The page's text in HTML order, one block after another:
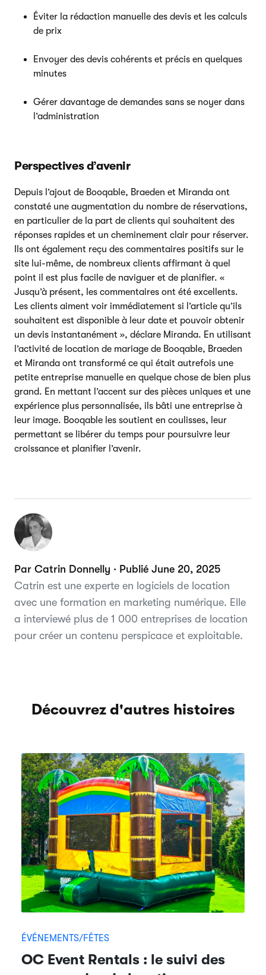
Éviter la rédaction manuelle des devis et les calculs
de prix
Envoyer des devis cohérents et précis en quelques
minutes
Gérer davantage de demandes sans se noyer dans
l’administration
Perspectives d’avenir
Depuis l’ajout de Booqable, Braeden et Miranda ont
constaté une augmentation du nombre de réservations,
en particulier de la part de clients qui souhaitent des
réponses rapides et un cheminement clair pour réserver.
Ils ont également reçu des commentaires positifs sur le
site lui-même, de nombreux clients affirmant à quel
point il est plus facile de naviguer et de planifier. «
Jusqu’à présent, les commentaires ont été excellents.
Les clients aiment voir immédiatement si l’article qu’ils
souhaitent est disponible à leur date et pouvoir obtenir
un devis instantanément », déclare Miranda. En utilisant
l’activité de location de mariage de Booqable, Braeden
et Miranda ont transformé ce qui était autrefois une
petite entreprise manuelle en quelque chose de bien plus
grand. En mettant l’accent sur des pièces uniques et une
expérience plus personnalisée, ils bâti une entreprise à
leur image. Booqable les soutient en coulisses, leur
permettant se libérer du temps pour poursuivre leur
croissance et planifier l’avenir.
Par Catrin Donnelly · Publié June 20, 2025
Catrin est une experte en logiciels de location
avec une formation en marketing numérique. Elle
a interviewé plus de 1 000 entreprises de location
pour créer un contenu perspicace et exploitable.
Découvrez d'autres histoires
ÉVÉNEMENTS/FÊTES
OC Event Rentals : le suivi des